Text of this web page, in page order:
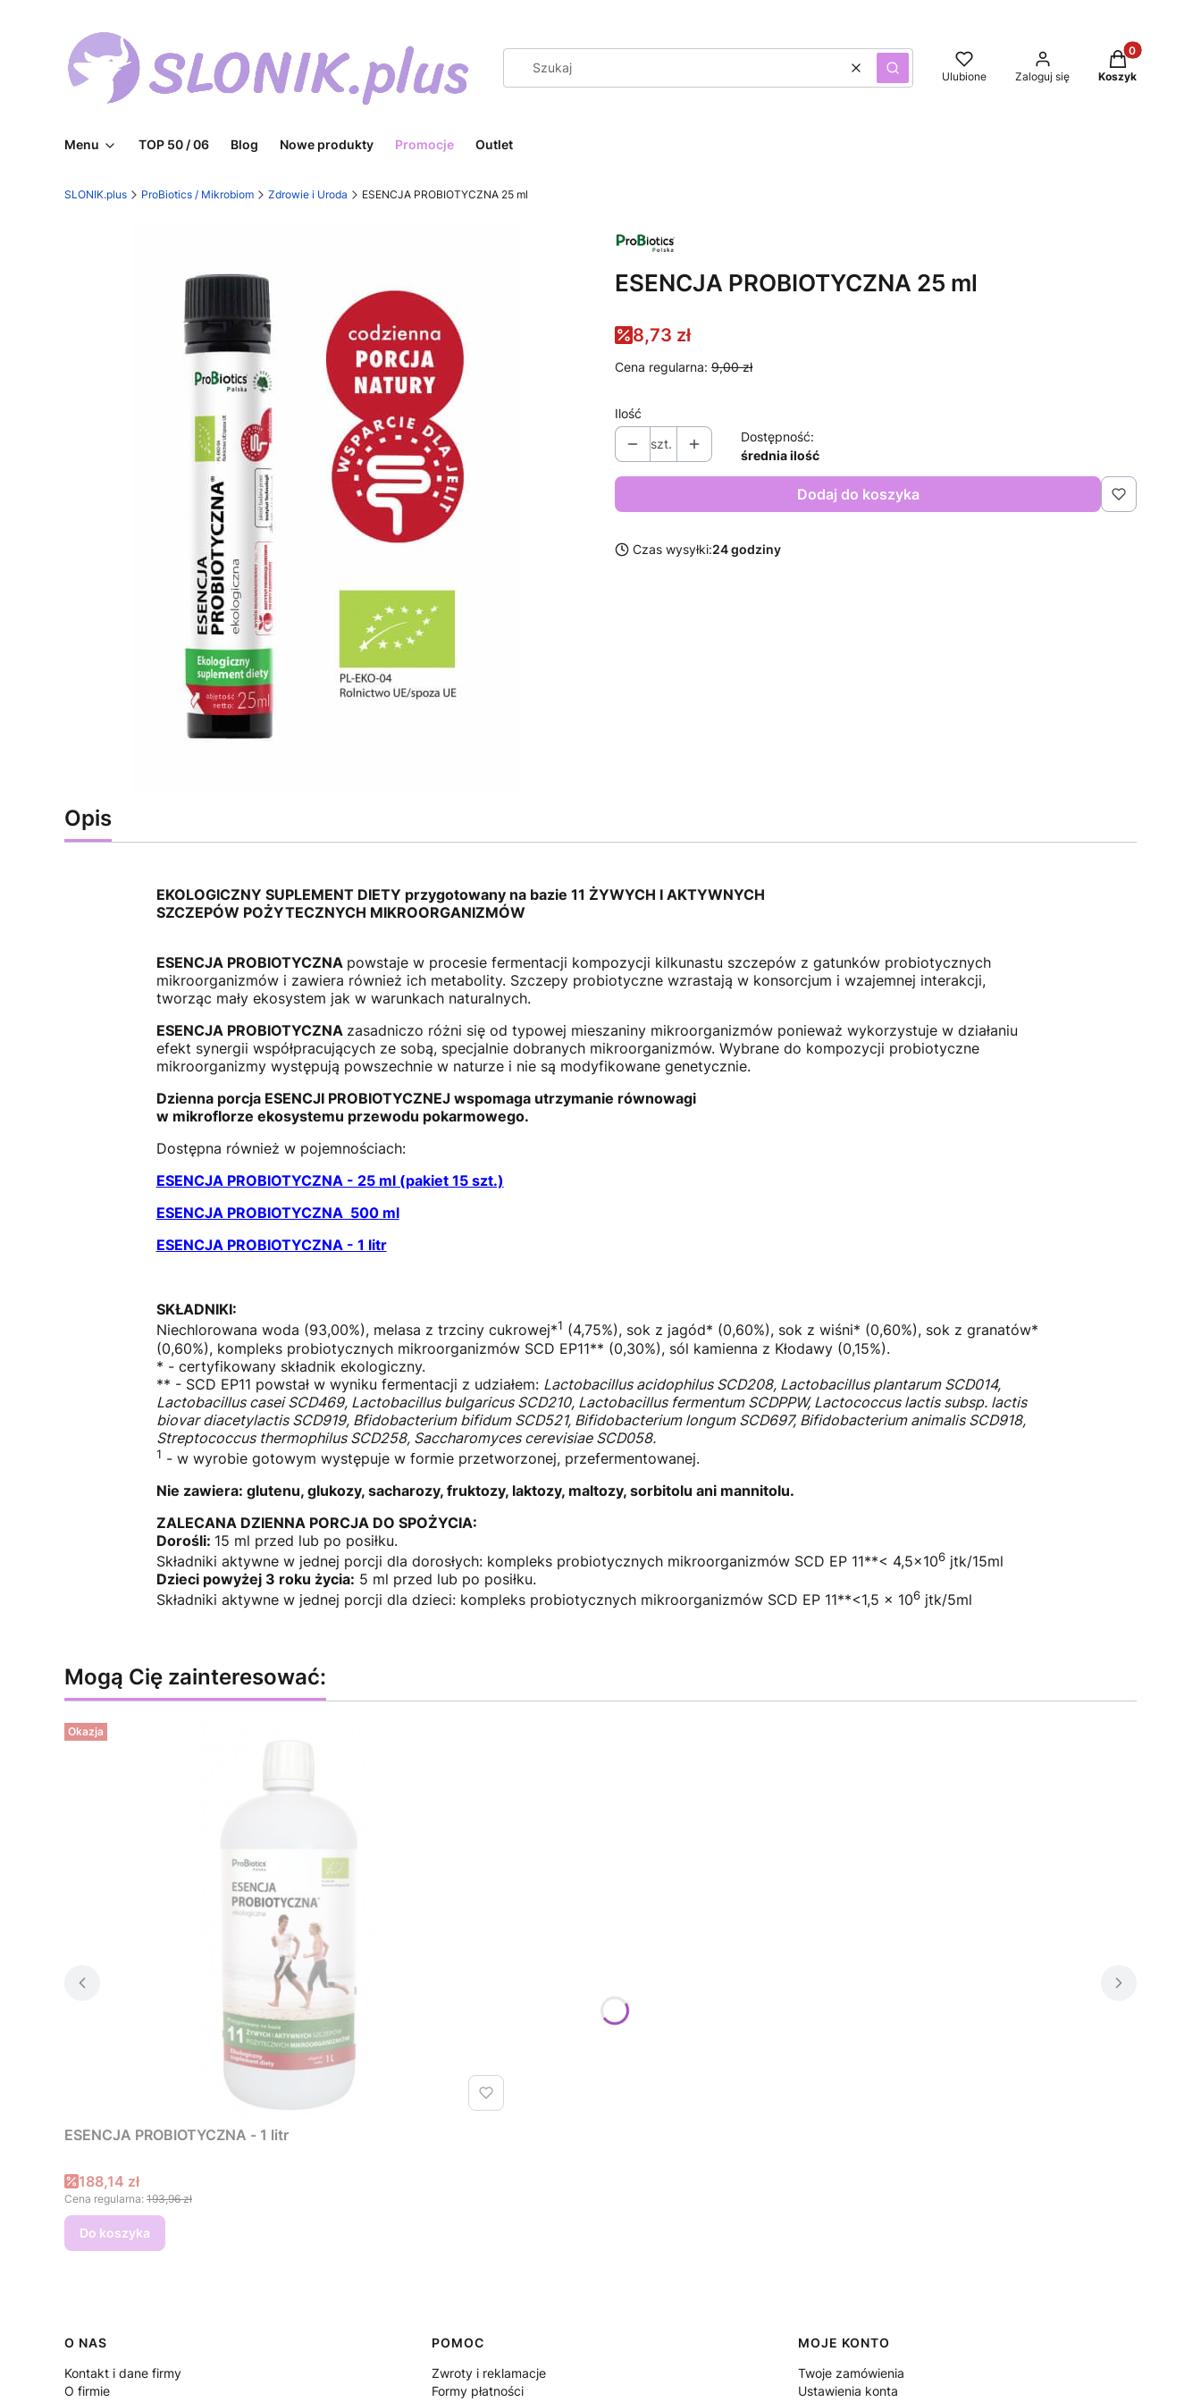
WyczyśćSzukaj Ulubione Zaloguj się
Produkty w
Koszyk
Menu TOP 50 / 06 Blog Nowe produkty Promocje Outlet
SLONIK.plus ProBiotics / Mikrobiom Zdrowie i Uroda ESENCJA PROBIOTYCZNA 25 ml
ESENCJA PROBIOTYCZNA 25 ml
8,73 zł
Cena regularna: 9,00 zł
Ilość
szt.
Dostępność:
średnia ilość
Dodaj do koszyka
Czas wysyłki:24 godziny
Opis
EKOLOGICZNY SUPLEMENT DIETY przygotowany na bazie 11 ŻYWYCH I AKTYWNYCH
SZCZEPÓW POŻYTECZNYCH MIKROORGANIZMÓW
ESENCJA PROBIOTYCZNA powstaje w procesie fermentacji kompozycji kilkunastu szczepów z gatunków probiotycznych
mikroorganizmów i zawiera również ich metabolity. Szczepy probiotyczne wzrastają w konsorcjum i wzajemnej interakcji,
tworząc mały ekosystem jak w warunkach naturalnych.
ESENCJA PROBIOTYCZNA zasadniczo różni się od typowej mieszaniny mikroorganizmów ponieważ wykorzystuje w działaniu
efekt synergii współpracujących ze sobą, specjalnie dobranych mikroorganizmów. Wybrane do kompozycji probiotyczne
mikroorganizmy występują powszechnie w naturze i nie są modyfikowane genetycznie.
Dzienna porcja ESENCJI PROBIOTYCZNEJ wspomaga utrzymanie równowagi
w mikroflorze ekosystemu przewodu pokarmowego.
Dostępna również w pojemnościach:
ESENCJA PROBIOTYCZNA - 25 ml (pakiet 15 szt.)
ESENCJA PROBIOTYCZNA 500 ml
ESENCJA PROBIOTYCZNA - 1 litr
SKŁADNIKI:
Niechlorowana woda (93,00%), melasa z trzciny cukrowej*1 (4,75%), sok z jagód* (0,60%), sok z wiśni* (0,60%), sok z granatów*
(0,60%), kompleks probiotycznych mikroorganizmów SCD EP11** (0,30%), sól kamienna z Kłodawy (0,15%).
* - certyfikowany składnik ekologiczny.
** - SCD EP11 powstał w wyniku fermentacji z udziałem: Lactobacillus acidophilus SCD208, Lactobacillus plantarum SCD014,
Lactobacillus casei SCD469, Lactobacillus bulgaricus SCD210, Lactobacillus fermentum SCDPPW, Lactococcus lactis subsp. lactis
biovar diacetylactis SCD919, Bfidobacterium bifidum SCD521, Bifidobacterium longum SCD697, Bifidobacterium animalis SCD918,
Streptococcus thermophilus SCD258, Saccharomyces cerevisiae SCD058.
1 - w wyrobie gotowym występuje w formie przetworzonej, przefermentowanej.
Nie zawiera: glutenu, glukozy, sacharozy, fruktozy, laktozy, maltozy, sorbitolu ani mannitolu.
ZALECANA DZIENNA PORCJA DO SPOŻYCIA:
Dorośli: 15 ml przed lub po posiłku.
Składniki aktywne w jednej porcji dla dorosłych: kompleks probiotycznych mikroorganizmów SCD EP 11**< 4,5x106jtk/15ml
Dzieci powyżej 3 roku życia: 5 ml przed lub po posiłku.
Składniki aktywne w jednej porcji dla dzieci: kompleks probiotycznych mikroorganizmów SCD EP 11**<1,5 x 106jtk/5ml
Mogą Cię zainteresować:
Okazja
ESENCJA PROBIOTYCZNA - 1 litr
Cena promocyjna
188,14 zł
Cena regularna: 193,96 zł
Do koszyka
Linki w stopce
O NAS
Kontakt i dane firmy
O firmie
POMOC
Zwroty i reklamacje
Formy płatności
MOJE KONTO
Twoje zamówienia
Ustawienia konta